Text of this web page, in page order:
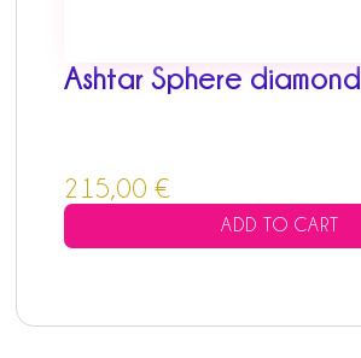
Ashtar Sphere diamond
215,00 €
ADD TO CART